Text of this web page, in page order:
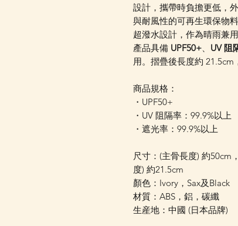
設計，攜帶時負擔更低，
與耐風性的可再生環保物
超潑水設計，作為晴雨兼
產品具備 UPF50+、 UV 阻
用。摺疊後長度約 21.5cm
商品規格：
・UPF50+
・UV 阻隔率：99.9%以上
・遮光率：99.9%以上
尺寸：(主骨長度) 約50cm
度) 約21.5cm
顏色：Ivory，Sax及Black
材質：ABS，鋁，碳纖
生産地：中國 (日本品牌)